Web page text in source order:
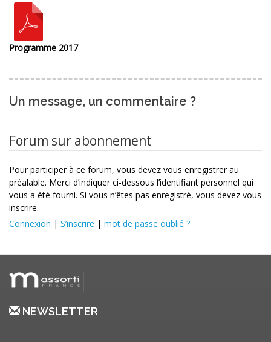
Programme 2017
Un message, un commentaire ?
Forum sur abonnement
Pour participer à ce forum, vous devez vous enregistrer au
préalable. Merci d’indiquer ci-dessous l’identifiant personnel qui
vous a été fourni. Si vous n’êtes pas enregistré, vous devez vous
inscrire.
Connexion | S’inscrire | mot de passe oublié ?
NEWSLETTER